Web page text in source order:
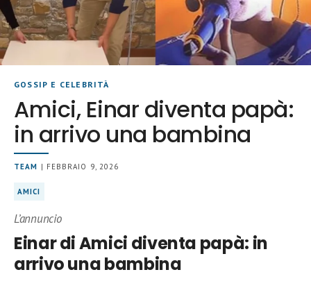
GOSSIP E CELEBRITÀ
Amici, Einar diventa papà:
in arrivo una bambina
TEAM | FEBBRAIO 9, 2026
AMICI
L’annuncio
Einar di Amici diventa papà: in
arrivo una bambina